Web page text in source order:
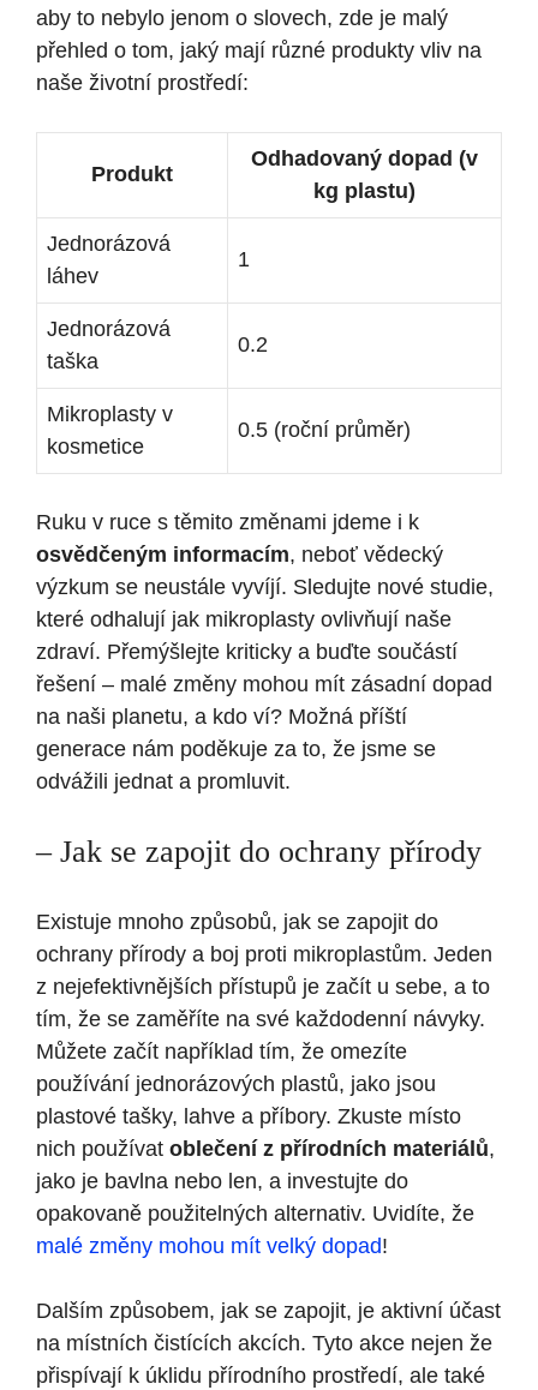
aby to nebylo jenom o slovech, zde je malý
přehled o tom, jaký mají různé produkty vliv na
naše životní prostředí:
Produkt
Odhadovaný dopad (v
kg plastu)
Jednorázová
láhev
1
Jednorázová
taška
0.2
Mikroplasty v
kosmetice
0.5 (roční průměr)
Ruku v ruce s těmito změnami jdeme i k
osvědčeným informacím, neboť vědecký
výzkum se neustále vyvíjí. Sledujte nové studie,
které odhalují jak mikroplasty ovlivňují naše
zdraví. Přemýšlejte kriticky a buďte součástí
řešení – malé změny mohou mít zásadní dopad
na naši planetu, a kdo ví? Možná příští
generace nám poděkuje za to, že jsme se
odvážili jednat a promluvit.
– Jak se zapojit do ochrany přírody
Existuje mnoho způsobů, jak se zapojit do
ochrany přírody a boj proti mikroplastům. Jeden
z nejefektivnějších přístupů je začít u sebe, a to
tím, že se zaměříte na své každodenní návyky.
Můžete začít například tím, že omezíte
používání jednorázových plastů, jako jsou
plastové tašky, lahve a příbory. Zkuste místo
nich používat oblečení z přírodních materiálů,
jako je bavlna nebo len, a investujte do
opakovaně použitelných alternativ. Uvidíte, že
malé změny mohou mít velký dopad!
Dalším způsobem, jak se zapojit, je aktivní účast
na místních čistících akcích. Tyto akce nejen že
přispívají k úklidu přírodního prostředí, ale také